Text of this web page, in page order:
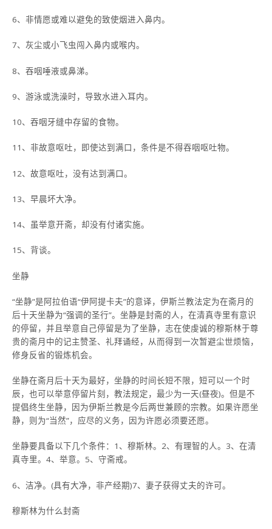
6、非情愿或难以避免的致使烟进入鼻内。
7、灰尘或小飞虫闯入鼻内或喉内。
8、吞咽唾液或鼻涕。
9、游泳或洗澡时，导致水进入耳内。
10、吞咽牙缝中存留的食物。
11、非故意呕吐，即使达到满口，条件是不得吞咽呕吐物。
12、故意呕吐，没有达到满口。
13、早晨坏大净。
14、虽举意开斋，却没有付诸实施。
15、背谈。
坐静
“坐静”是阿拉伯语“伊阿提卡夫”的意译，伊斯兰教法定为在斋月的
后十天坐静为“强调的圣行”。坐静是封斋的人，在清真寺里有意识
的停留，并且举意自己停留是为了坐静，志在使虔诚的穆斯林于尊
贵的斋月中的记主赞圣、礼拜诵经，从而得到一次暂避尘世烦恼，
修身反省的锻炼机会。
坐静在斋月后十天为最好，坐静的时间长短不限，短可以一个时
辰，也可以举意停留片刻，教法规定，最少为一天(昼夜)。但是不
提倡终生坐静，因为伊斯兰教是今后两世兼顾的宗教。如果许愿坐
静，则为“当然”，应尽的义务，因为许愿必须要还愿。
坐静要具备以下几个条件：1、穆斯林。2、有理智的人。3、在清
真寺里。4、举意。5、守斋戒。
6、洁净。(具有大净，非产经期)7、妻子获得丈夫的许可。
穆斯林为什么封斋